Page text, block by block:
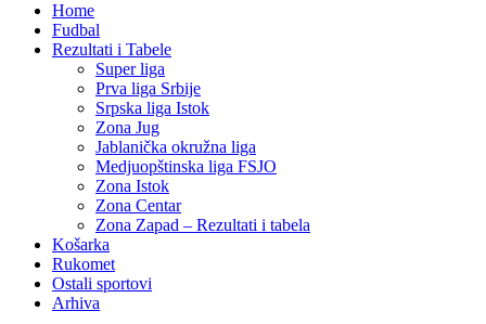
Home
Fudbal
Rezultati i Tabele
Super liga
Prva liga Srbije
Srpska liga Istok
Zona Jug
Jablanička okružna liga
Medjuopštinska liga FSJO
Zona Istok
Zona Centar
Zona Zapad – Rezultati i tabela
Košarka
Rukomet
Ostali sportovi
Arhiva